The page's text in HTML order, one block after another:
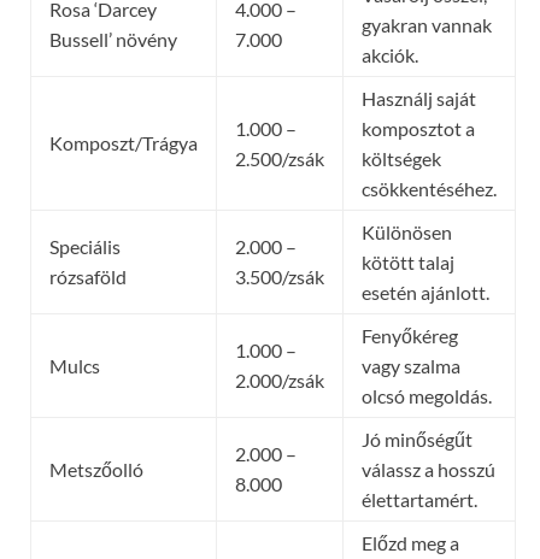
Rosa ‘Darcey
Bussell’ növény
4.000 –
7.000
gyakran vannak
akciók.
Komposzt/Trágya
1.000 –
2.500/zsák
Használj saját
komposztot a
költségek
csökkentéséhez.
Speciális
rózsaföld
2.000 –
3.500/zsák
Különösen
kötött talaj
esetén ajánlott.
Mulcs
1.000 –
2.000/zsák
Fenyőkéreg
vagy szalma
olcsó megoldás.
Metszőolló
2.000 –
8.000
Jó minőségűt
válassz a hosszú
élettartamért.
Előzd meg a